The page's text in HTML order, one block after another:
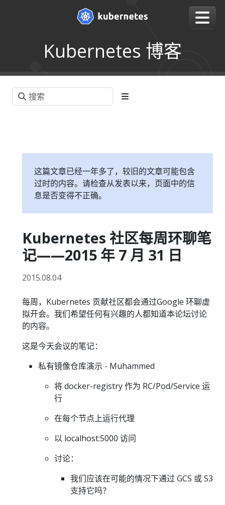
Kubernetes 博客
这篇文章已经一年多了，较旧的文章可能包含
过时的内容。请检查从发表以来，页面中的信
息是否变得不正确。
Kubernetes 社区每周环聊笔
记——2015 年 7 月 31 日
2015.08.04
每周，Kubernetes 贡献社区都会通过Google 环聊虚
拟开会。我们希望任何有兴趣的人都知道本论坛讨论
的内容。
这是今天会议的笔记：
私有镜像仓库演示 - Muhammed
将 docker-registry 作为 RC/Pod/Service 运
行
在每个节点上运行代理
以 localhost:5000 访问
讨论：
我们应该在可能的情况下通过 GCS 或 S3
支持它吗？